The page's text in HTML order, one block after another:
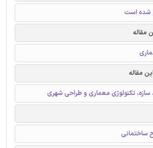
شده است
مقاله
مقاله
سازه، تکنولوژی معماری و طراحی شهری
ساختمانی